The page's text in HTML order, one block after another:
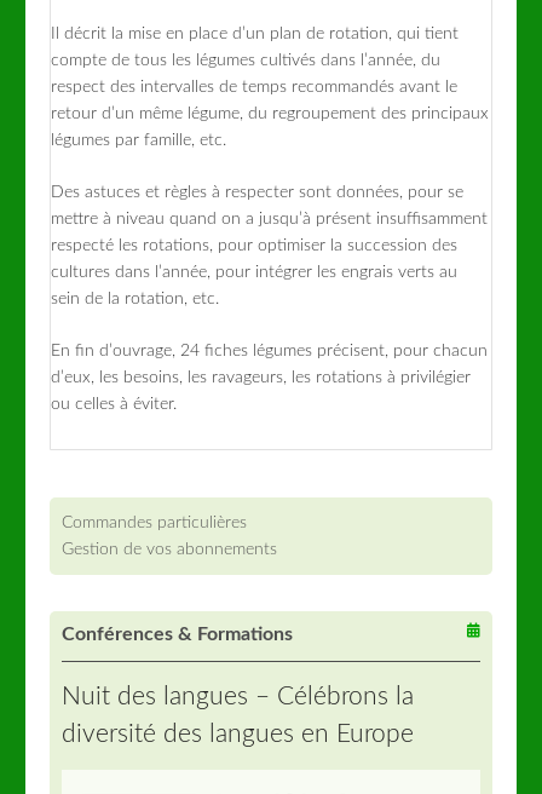
Il décrit la mise en place d’un plan de rotation, qui tient
compte de tous les légumes cultivés dans l’année, du
respect des intervalles de temps recommandés avant le
retour d’un même légume, du regroupement des principaux
légumes par famille, etc.
Des astuces et règles à respecter sont données, pour se
mettre à niveau quand on a jusqu’à présent insuffisamment
respecté les rotations, pour optimiser la succession des
cultures dans l’année, pour intégrer les engrais verts au
sein de la rotation, etc.
En fin d’ouvrage, 24 fiches légumes précisent, pour chacun
d’eux, les besoins, les ravageurs, les rotations à privilégier
ou celles à éviter.
Commandes particulières
Gestion de vos abonnements
Conférences & Formations
Nuit des langues – Célébrons la
diversité des langues en Europe